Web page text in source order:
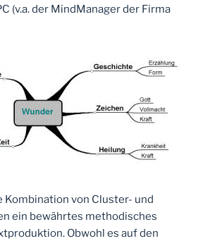
(v.a. der MindManager der Firma
Kombination von Cluster- und
ein bewährtes methodisches
Obwohl es auf den